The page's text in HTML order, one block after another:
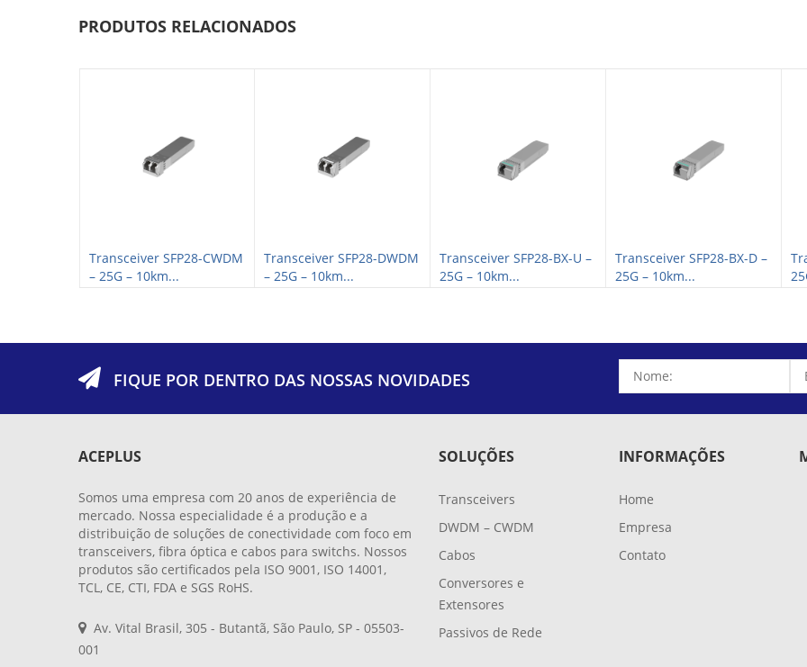
PRODUTOS RELACIONADOS
Transceiver SFP28-CWDM
– 25G – 10km...
Transceiver SFP28-DWDM
– 25G – 10km...
Transceiver SFP28-BX-U –
25G – 10km...
Transceiver SFP28-BX-D –
25G – 10km...
FIQUE POR DENTRO DAS NOSSAS NOVIDADES
ACEPLUS
Somos uma empresa com 20 anos de experiência de
mercado. Nossa especialidade é a produção e a
distribuição de soluções de conectividade com foco em
transceivers, fibra óptica e cabos para switchs. Nossos
produtos são certificados pela ISO 9001, ISO 14001,
TCL, CE, CTI, FDA e SGS RoHS.
Av. Vital Brasil, 305 - Butantã, São Paulo, SP - 05503-
001
SOLUÇÕES
Transceivers
DWDM – CWDM
Cabos
Conversores e
Extensores
Passivos de Rede
INFORMAÇÕES
Home
Empresa
Contato